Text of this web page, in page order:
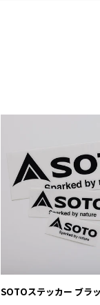
SOTOステッカー ブラ